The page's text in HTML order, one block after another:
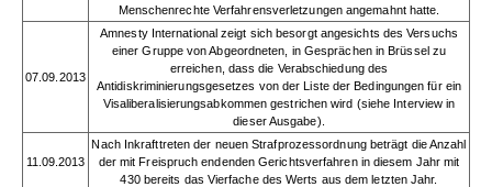
Menschenrechte Verfahrensverletzungen angemahnt hatte.
07.09.2013
Amnesty International zeigt sich besorgt angesichts des Versuchs
einer Gruppe von Abgeordneten, in Gesprächen in Brüssel zu
erreichen, dass die Verabschiedung des
Antidiskriminierungsgesetzes von der Liste der Bedingungen für ein
Visaliberalisierungsabkommen gestrichen wird (siehe Interview in
dieser Ausgabe).
11.09.2013
Nach Inkrafttreten der neuen Strafprozessordnung beträgt die Anzahl
der mit Freispruch endenden Gerichtsverfahren in diesem Jahr mit
430 bereits das Vierfache des Werts aus dem letzten Jahr.